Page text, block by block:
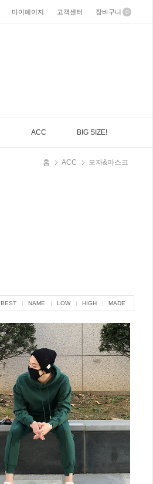
마이페이지 고객센터 장바구니 0
ACC BIG SIZE!
홈 ACC 모자&마스크
BEST NAME LOW HIGH MADE